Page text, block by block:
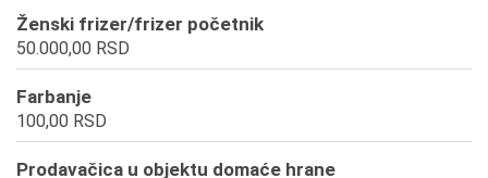
Ženski frizer/frizer početnik
50.000,00 RSD
Farbanje
100,00 RSD
Prodavačica u objektu domaće hrane